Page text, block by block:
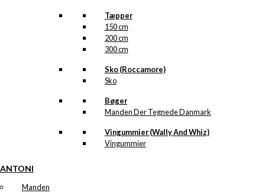
Tæpper
150 cm
200 cm
300 cm
Sko (Roccamore)
Sko
Bøger
Manden Der Tegnede Danmark
Vingummier (Wally And Whiz)
Vingummier
Manden